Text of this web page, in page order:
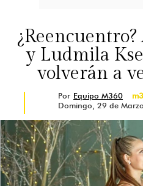
y Ludmila
volverán a
Por Equipo M360
Domingo, 29 de